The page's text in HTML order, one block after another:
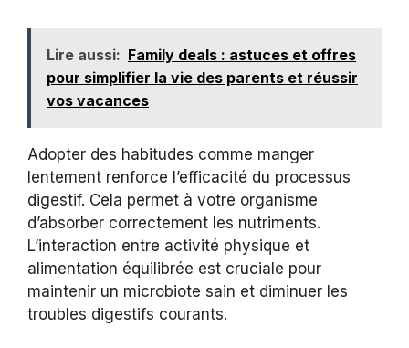
Lire aussi: Family deals : astuces et offres
pour simplifier la vie des parents et réussir
vos vacances
Adopter des habitudes comme manger
lentement renforce l’efficacité du processus
digestif. Cela permet à votre organisme
d’absorber correctement les nutriments.
L’interaction entre activité physique et
alimentation équilibrée est cruciale pour
maintenir un microbiote sain et diminuer les
troubles digestifs courants.